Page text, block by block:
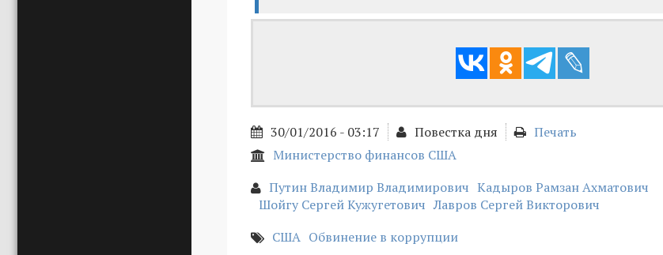
30/01/2016 - 03:17 Повестка дня
Печать
Министерство финансов США
Путин Владимир Владимирович Кадыров Рамзан Ахматович
Шойгу Сергей Кужугетович Лавров Сергей Викторович
США Обвинение в коррупции